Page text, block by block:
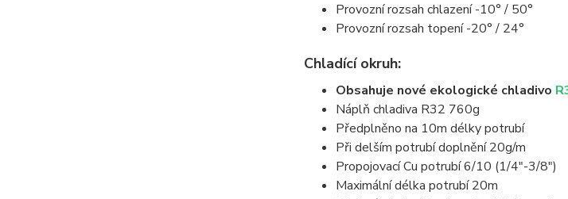
Provozní rozsah chlazení -10° / 50°
Provozní rozsah topení -20° / 24°
Chladící okruh:
Obsahuje nové ekologické chladivo
Náplň chladiva R32 760g
Předplněno na 10m délky potrubí
Při delším potrubí doplnění 20g/m
Propojovací Cu potrubí 6/10 (1/4"-3/8")
Maximální délka potrubí 20m